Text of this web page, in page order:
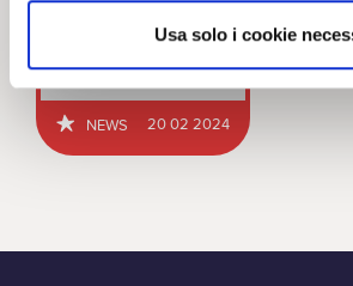
Usa solo i cookie
NEWS 20 02 2024